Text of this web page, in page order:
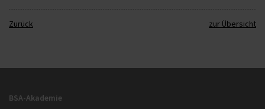
Zurück zur Übersicht
BSA-Akademie